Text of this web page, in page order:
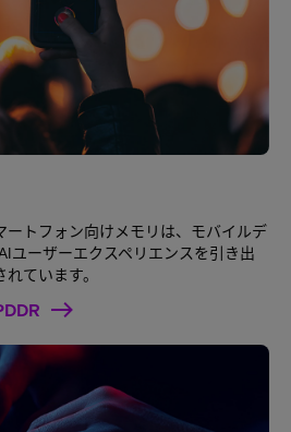
ートフォン向けメモリは、モバイルデ
ユーザーエクスペリエンスを引き出
ています。